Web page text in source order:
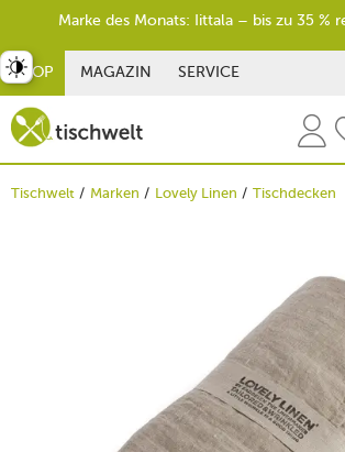
SHOP MAGAZIN SERVICE
Tischwelt Marken Lovely Linen Tischdecken
umschalten
Marke des Monats: Iittala – bis zu 35 %